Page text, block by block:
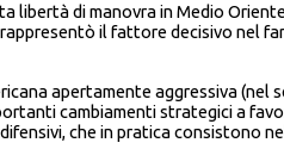
libertà di manovra in Medio
il fattore decisivo nel
apertamente aggressiva (nel
cambiamenti strategici a
che in pratica consistono